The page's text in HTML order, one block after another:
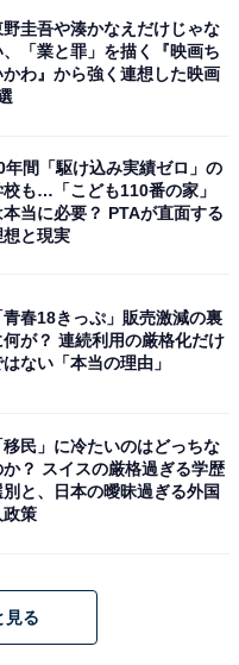
ンキング結果を見る
「北海道のサウナ」ランキ
保養センター 白銀荘」を
野圭吾や湊かなえだけじゃな
、「業と罪」を描く『映画ち
かわ』から強く連想した映画
年間「駆け込み実績ゼロ」の
校も…「こども110番の家」
本当に必要？ PTAが直面する
想と現実
青春18きっぷ」販売激減の裏
何が？ 連続利用の厳格化だけ
はない「本当の理由」
移民」に冷たいのはどっちな
か？ スイスの厳格過ぎる学歴
別と、日本の曖昧過ぎる外国
政策
見る